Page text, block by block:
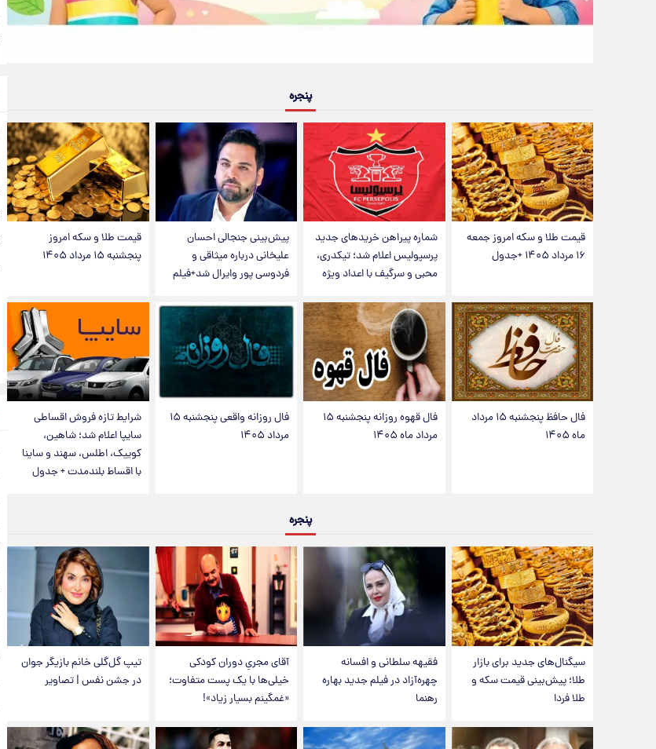
پنجره
قیمت طلا و سکه امروز جمعه
۱۶ مرداد ۱۴۰۵ +جدول
شماره پیراهن خریدهای جدید
پرسپولیس اعلام شد؛ تیکدری،
محبی و سرگیف با اعداد ویژه
پیش‌بینی جنجالی احسان
علیخانی درباره میثاقی و
فردوسی پور وایرال شد+فیلم
قیمت طلا و سکه امروز
پنجشنبه ۱۵ مرداد ۱۴۰۵
فال حافظ پنجشنبه ۱۵ مرداد
ماه ۱۴۰۵
فال قهوه روزانه پنجشنبه ۱۵
مرداد ماه ۱۴۰۵
فال روزانه واقعی پنجشنبه ۱۵
مرداد ۱۴۰۵
شرایط تازه فروش اقساطی
سایپا اعلام شد؛ شاهین،
کوییک، اطلس، سهند و ساینا
با اقساط بلندمدت + جدول
پنجره
سیگنال‌های جدید برای بازار
طلا؛ پیش‌بینی قیمت سکه و
طلا فردا
فقیهه سلطانی و افسانه
چهره‌آزاد در فیلم جدید بهاره
رهنما
آقای مجریِ دوران کودکی
خیلی‌ها با یک پست متفاوت؛
«غمگینم بسیار زیاد»!
تیپ گل‌گلی خانم بازیگر جوان
در جشن نفس | تصاویر